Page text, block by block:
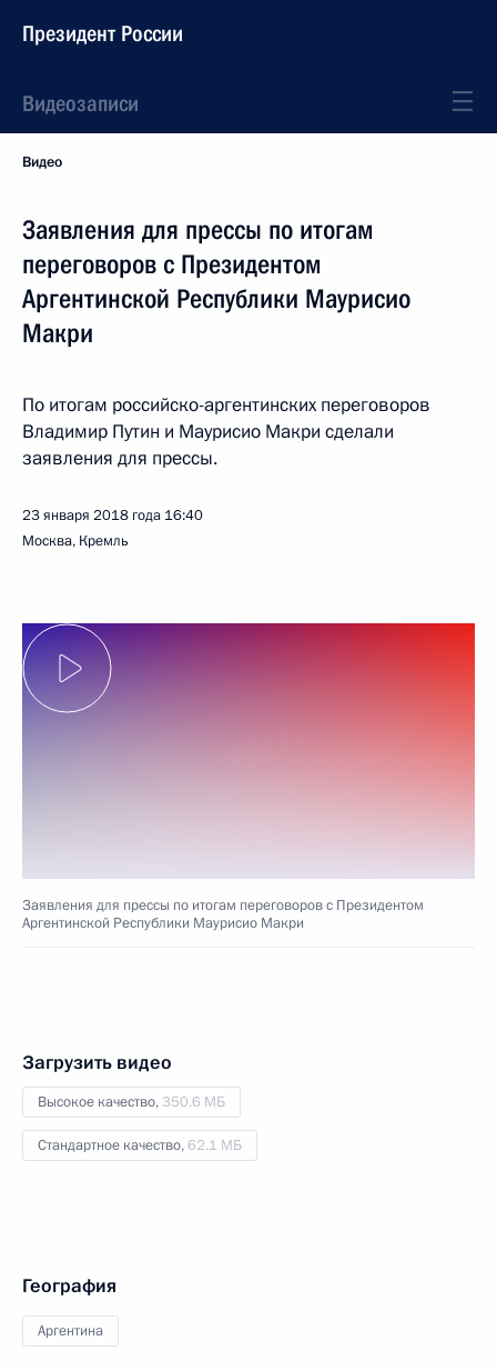
Президент России
Видеозаписи
Видео
Заявления для прессы по итогам
переговоров с Президентом
Аргентинской Республики Маурисио
Макри
По итогам российско-аргентинских переговоров
Владимир Путин и Маурисио Макри сделали
заявления для прессы.
23 января 2018 года 16:40
Москва, Кремль
Заявления для прессы по итогам переговоров с Президентом
Аргентинской Республики Маурисио Макри
Загрузить видео
Высокое качество, 350.6 МБ
Стандартное качество,62.1 МБ
География
Аргентина